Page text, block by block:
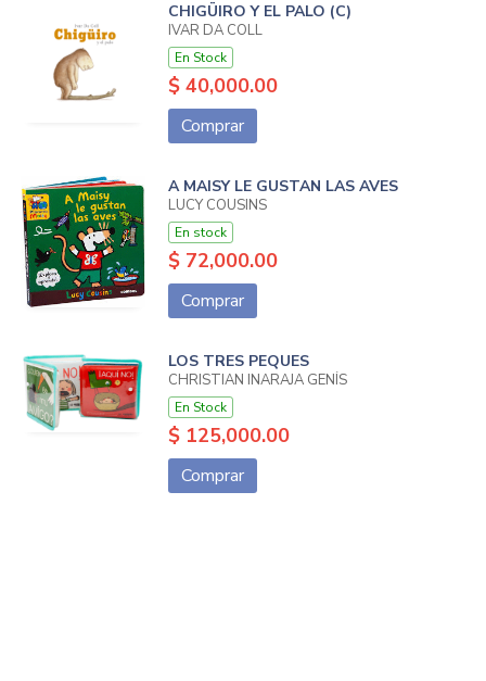
CHIGÜIRO Y EL PALO (C)
IVAR DA COLL
En Stock
$ 40,000.00
Comprar
A MAISY LE GUSTAN LAS AVES
LUCY COUSINS
En stock
$ 72,000.00
Comprar
LOS TRES PEQUES
CHRISTIAN INARAJA GENÍS
En Stock
$ 125,000.00
Comprar